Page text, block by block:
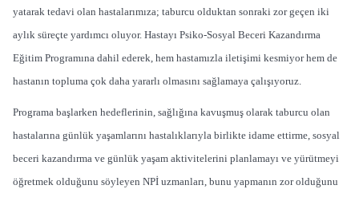
yatarak tedavi olan hastalarımıza; taburcu olduktan sonraki zor geçen iki
aylık süreçte yardımcı oluyor. Hastayı Psiko-Sosyal Beceri Kazandırma
Eğitim Programına dahil ederek, hem hastamızla iletişimi kesmiyor hem de
hastanın topluma çok daha yararlı olmasını sağlamaya çalışıyoruz.
Programa başlarken hedeflerinin, sağlığına kavuşmuş olarak taburcu olan
hastalarına günlük yaşamlarını hastalıklarıyla birlikte idame ettirme, sosyal
beceri kazandırma ve günlük yaşam aktivitelerini planlamayı ve yürütmeyi
öğretmek olduğunu söyleyen NPİ uzmanları, bunu yapmanın zor olduğunu